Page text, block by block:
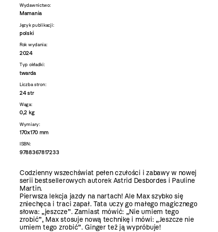
Wydawnictwo:
Mamania
Język publikacji:
polski
Rok wydania:
2024
Typ okładki:
twarda
Liczba stron:
24 str
Waga:
0,2 kg
Wymiary:
170x170 mm
ISBN:
9788367817233
Codzienny wszechświat pełen czułości i zabawy w nowej
serii bestsellerowych autorek Astrid Desbordes i Pauline
Martin.
Pierwsza lekcja jazdy na nartach! Ale Max szybko się
zniechęca i traci zapał. Tata uczy go małego magicznego
słowa: „jeszcze”. Zamiast mówić: „Nie umiem tego
zrobić”, Max stosuje nową technikę i mówi: „Jeszcze nie
umiem tego zrobić”. Ginger też ją wypróbuje!